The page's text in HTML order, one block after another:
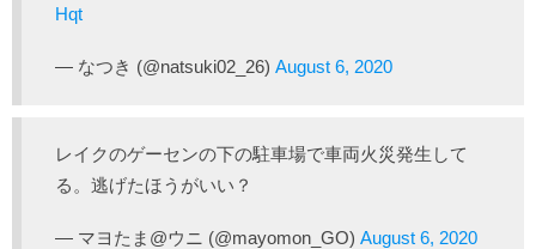
Hqt
— なつき (@natsuki02_26) August 6, 2020
レイクのゲーセンの下の駐車場で車両火災発生して
る。逃げたほうがいい？
— マヨたま@ウニ (@mayomon_GO) August 6, 2020